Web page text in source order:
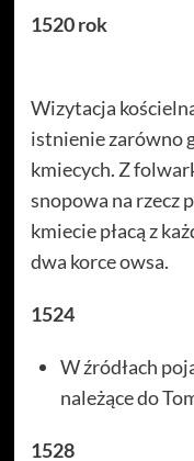
1520 rok
Wizytacja
istnienie zarówno
kmiecych. Z
snopowa na rzecz
kmiecie płacą z
dwa korce owsa.
1524
W źródłach
należące do
1528